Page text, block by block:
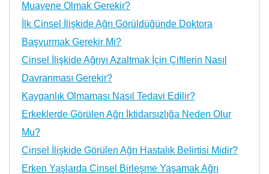
Muayene Olmak Gerekir?
İlk Cinsel İlişkide Ağrı Görüldüğünde Doktora
Başvurmak Gerekir Mi?
Cinsel İlişkide Ağrıyı Azaltmak İçin Çiftlerin Nasıl
Davranması Gerekir?
Kayganlık Olmaması Nasıl Tedavi Edilir?
Erkeklerde Görülen Ağrı İktidarsızlığa Neden Olur
Mu?
Cinsel İlişkide Görülen Ağrı Hastalık Belirtisi Midir?
Erken Yaşlarda Cinsel Birleşme Yaşamak Ağrı